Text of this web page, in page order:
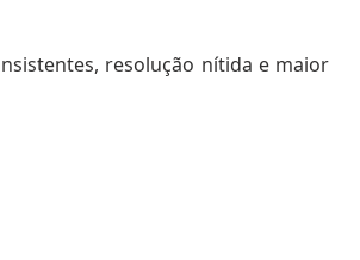
resolução nítida e maior